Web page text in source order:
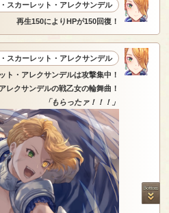
スカーレット・アレクサンデル
再生150によりHPが150回復！
スカーレット・アレクサンデル
ト・アレクサンデルは攻撃集中！
レクサンデルの戦乙女の輪舞曲！
「もらったァ！！！」